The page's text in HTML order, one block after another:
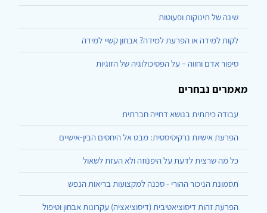
שינה של תינוקות ופעוטות
לקות למידה או הפרעת למידה? אבחון קשיי למידה
סיפור אדם וחווה – על הפסיכולוגיה של הזוגיות
מאמרים נבחרים
עבודה כיתתית בנושא דחייה חברתית
הפרעת אישיות נרקיסיסטית: מבט אל היחסים הבין-אישיים
כל מה שרצית לדעת על היפנוזה ולא העזת לשאול
תסמונת הניכור ההורי - סכנה למקצועות בריאות הנפש
הפרעת זהות דיסוציאטיבית (דיסוציאציה) עקרונות אבחון וטיפול